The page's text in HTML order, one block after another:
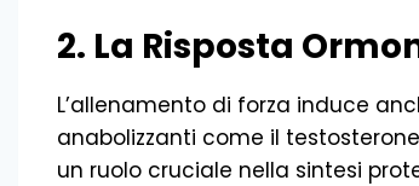
2. La Risposta
L’allenamento di forza induce
anabolizzanti come il
un ruolo cruciale nella sintesi